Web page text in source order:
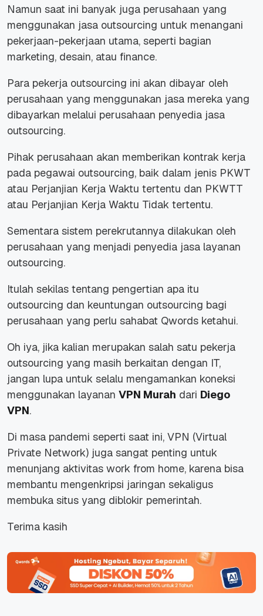
Namun saat ini banyak juga perusahaan yang
menggunakan jasa outsourcing untuk menangani
pekerjaan-pekerjaan utama, seperti bagian
marketing, desain, atau finance.
Para pekerja outsourcing ini akan dibayar oleh
perusahaan yang menggunakan jasa mereka yang
dibayarkan melalui perusahaan penyedia jasa
outsourcing.
Pihak perusahaan akan memberikan kontrak kerja
pada pegawai outsourcing, baik dalam jenis PKWT
atau Perjanjian Kerja Waktu tertentu dan PKWTT
atau Perjanjian Kerja Waktu Tidak tertentu.
Sementara sistem perekrutannya dilakukan oleh
perusahaan yang menjadi penyedia jasa layanan
outsourcing.
Itulah sekilas tentang pengertian apa itu
outsourcing dan keuntungan outsourcing bagi
perusahaan yang perlu sahabat Qwords ketahui.
Oh iya, jika kalian merupakan salah satu pekerja
outsourcing yang masih berkaitan dengan IT,
jangan lupa untuk selalu mengamankan koneksi
menggunakan layanan VPN Murah dari Diego
VPN.
Di masa pandemi seperti saat ini, VPN (Virtual
Private Network) juga sangat penting untuk
menunjang aktivitas work from home, karena bisa
membantu mengenkripsi jaringan sekaligus
membuka situs yang diblokir pemerintah.
Terima kasih